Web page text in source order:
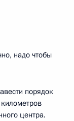
надо чтобы
порядок
центра.